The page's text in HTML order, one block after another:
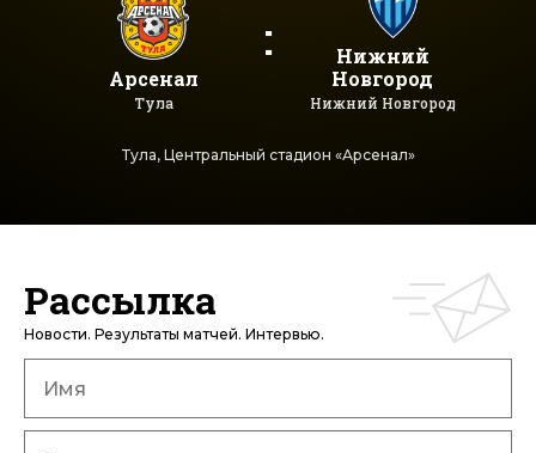
Арсенал
Тула
:
Нижний
Новгород
Нижний Новгород
Тула, Центральный стадион «Арсенал»
Рассылка
Новости. Результаты матчей. Интервью.